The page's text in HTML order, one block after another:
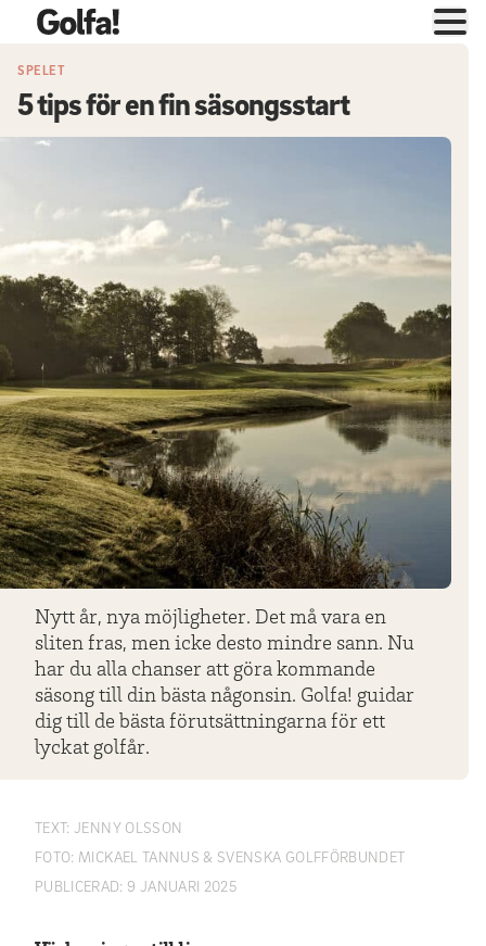
SPELET
5 tips för en fin säsongsstart
Nytt år, nya möjligheter. Det må vara en
sliten fras, men icke desto mindre sann. Nu
har du alla chanser att göra kommande
säsong till din bästa någonsin. Golfa! guidar
dig till de bästa förutsättningarna för ett
lyckat golfår.
TEXT:JENNY OLSSON
FOTO: MICKAEL TANNUS & SVENSKA GOLFFÖRBUNDET
PUBLICERAD: 9 JANUARI 2025